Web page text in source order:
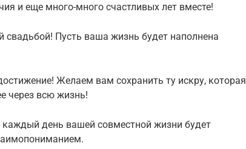
и еще много-много счастливых лет вместе!
свадьбой! Пусть ваша жизнь будет наполнена
Желаем вам сохранить ту искру, которая
через всю жизнь!
день вашей совместной жизни будет